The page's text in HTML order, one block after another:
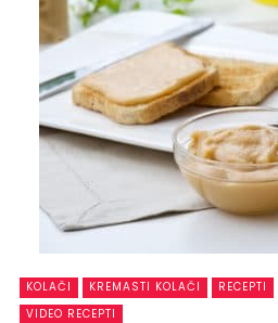
KOLAČI KREMASTI KOLAČI RECEPTI
VIDEO RECEPTI